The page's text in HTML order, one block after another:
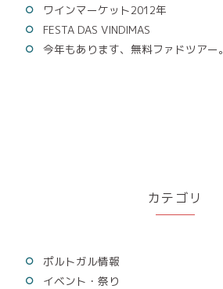
ワインマーケット2012年
FESTA DAS VINDIMAS
今年もあります、無料ファドツアー。
カテゴリ
ポルトガル情報
イベント・祭り